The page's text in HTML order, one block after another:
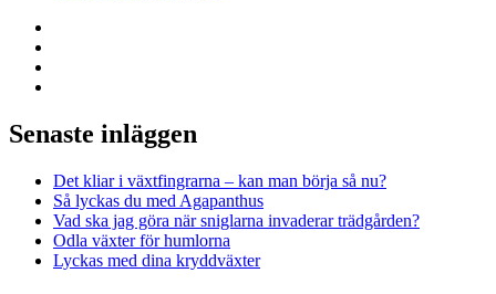
Senaste inläggen
Det kliar i växtfingrarna – kan man börja så nu?
Så lyckas du med Agapanthus
Vad ska jag göra när sniglarna invaderar trädgården?
Odla växter för humlorna
Lyckas med dina kryddväxter